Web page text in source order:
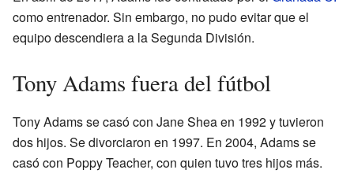
como entrenador. Sin embargo, no pudo evitar que el
equipo descendiera a la Segunda División.
Tony Adams fuera del fútbol
Tony Adams se casó con Jane Shea en 1992 y tuvieron
dos hijos. Se divorciaron en 1997. En 2004, Adams se
casó con Poppy Teacher, con quien tuvo tres hijos más.